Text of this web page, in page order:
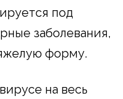
под
заболевания,
форму.
на весь